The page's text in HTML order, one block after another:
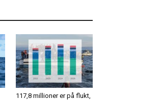
117,8 millioner er på flukt,